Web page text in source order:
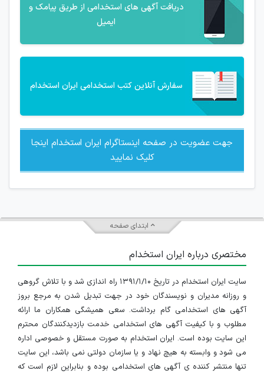
دریافت آگهی های استخدامی از طریق پیامک و
ایمیل
سفارش آنلاین کتب استخدامی ایران استخدام
جهت عضویت در صفحه اینستاگرام ایران استخدام اینجا
کلیک نمایید
ابتدای صفحه
مختصری درباره ایران استخدام
سایت ایران استخدام در تاریخ ۱۳۹۱/۱/۱۰ راه اندازی شد و با تلاش گروهی
و روزانه مدیران و نویسندگان خود در جهت تبدیل شدن به مرجع بروز
آگهی های استخدامی گام برداشت. سعی همیشگی همکاران ما ارائه
مطلوب و با کیفیت آگهی های استخدامی خدمت بازدیدکنندگان محترم
این سایت بوده است. ایران استخدام به صورت مستقل و خصوصی اداره
می شود و وابسته به هیچ نهاد و یا سازمان دولتی نمی باشد، این سایت
تنها منتشر کننده ی آگهی های استخدامی بوده و بنابراین لازم است که